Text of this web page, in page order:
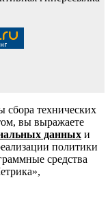
сбора технических
вы выражаете
данных и
политики
средства